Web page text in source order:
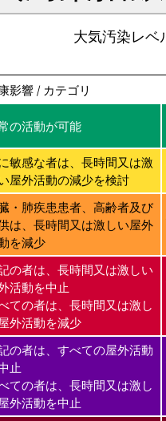
大気汚染レベ
影響 / カテゴリ
の活動が可能
敏感な者は、長時間又は激
屋外活動の減少を検討
・肺疾患患者、高齢者及び
は、長時間又は激しい屋外
を減少
の者は、長時間又は激しい
活動を中止
ての者は、長時間又は激し
外活動を減少
の者は、すべての屋外活動
止
ての者は、長時間又は激し
外活動を中止